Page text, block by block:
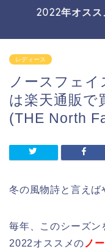
2022年オスス
レディース
ノースフェ
は楽天通販で
(THE North
冬の風物詩と言えば
毎年、このシーズン
2022オススメの ノ